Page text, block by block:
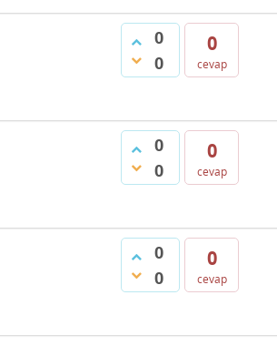
0
0
0
cevap
0
0
0
cevap
0
0
0
cevap